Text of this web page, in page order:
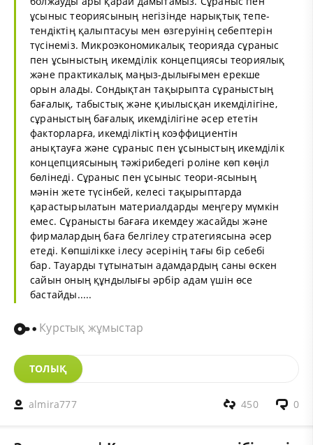
ұсыныс теориясының негізінде нарықтық тепе-
тендіктің қалыптасуы мен өзгеруінің себептерін
түсінеміз. Микроэкономикалық теорияда сұраныс
пен ұсыныстың икемділік концепциясы теориялық
және практикалық маңыз-дылығымен ерекше
орын алады. Сондықтан тақырыпта сұраныстың
бағалық, табыстық және қиылысқан икемділігіне,
сұраныстың бағалық икемділігіне әсер ететін
факторларға, икемділіктің коэффициентін
анықтауға және сұраныс пен ұсыныстың икемділік
концепциясының тәжірибедегі роліне көп көңіл
бөлінеді. Сұраныс пен ұсыныс теори-ясының
мәнін жете түсінбей, келесі тақырыптарда
қарастырылатын материалдарды меңгеру мүмкін
емес. Сұранысты бағаға икемдеу жасайды және
фирмалардың баға белгілеу стратегиясына әсер
етеді. Көпшілікке ілесу әсерінің тағы бір себебі
бар. Тауарды тұтынатын адамдардың саны өскен
сайын оның құндылығы әрбір адам үшін өсе
бастайды.....
Курстық жұмыстар
ТОЛЫҚ
almira777 0
450